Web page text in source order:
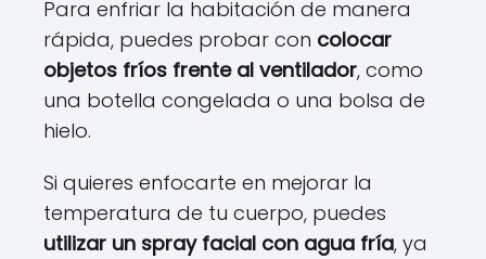
Para enfriar la habitación de manera
rápida, puedes probar con colocar
objetos fríos frente al ventilador, como
una botella congelada o una bolsa de
hielo.
Si quieres enfocarte en mejorar la
temperatura de tu cuerpo, puedes
utilizar un spray facial con agua fría, ya